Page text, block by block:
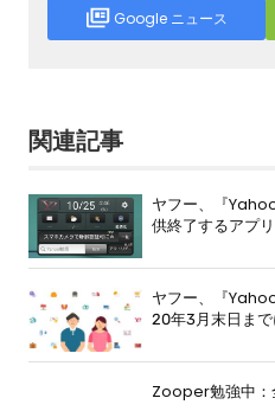
Google ニュース
関連記事
ヤフー、『
供終了するアプ
ヤフー、『
20年3月末日ま
Zooper勉強中：